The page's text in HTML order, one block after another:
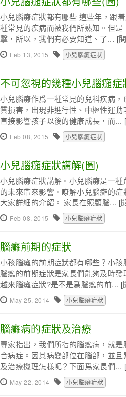
小兒腦癱症狀都有哪些 這些年，跟
種常見的疾病而被我們所熟知。但
擊，所以，我們有必要知道、了... [
Feb 13, 2015 小兒腦癱症狀
不可忽視的幾種小兒腦癱症
小兒腦癱作爲一種常見的兒科疾病
質損害，出現非進行性、中樞性運
直接影響孩子以後的健康成長，而...
Feb 08, 2015 小兒腦癱症狀
小兒腦癱症狀講解(圖)
小兒腦癱症狀講解。小兒腦癱是一
的未來帶來影響。瞭解小兒腦癱的
大家詳細的介紹。 家長在照顧腦... [
Feb 08, 2015 小兒腦癱症狀
腦癱前期的症狀
小孩腦癱的前期症狀都有哪些？小
腦癱的前期症狀是家長們能夠及時
越來腦癱症狀?是不是爲腦癱的前... [
May 25, 2014 小兒腦癱症狀
腦癱病的症狀及治療
專家指出，我們所指的腦癱病，就
合病症。因其病變部位在腦部，並
及治療機理怎樣呢？下面爲家長們...
May 22, 2014 小兒腦癱症狀